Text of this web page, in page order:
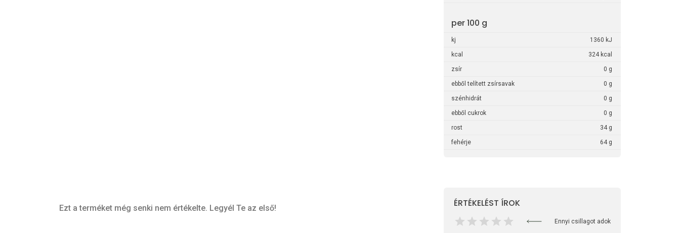
per 100 g
kj 1360 kJ
kcal 324 kcal
zsír 0 g
ebből telített zsírsavak 0 g
szénhidrát 0 g
ebből cukrok 0 g
rost 34 g
fehérje 64 g
Ezt a terméket még senki nem értékelte. Legyél Te az első! ÉRTÉKELÉST ÍROK
Ennyi csillagot adok